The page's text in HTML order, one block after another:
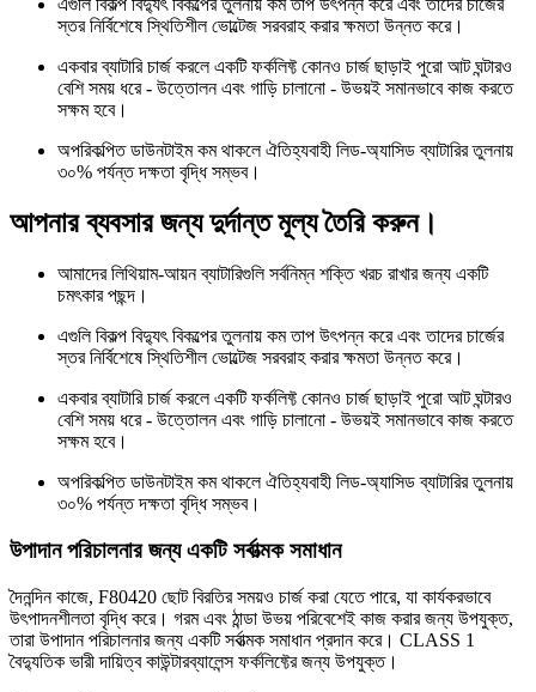
এগুলি বিকল্প বিদ্যুৎ বিকল্পের তুলনায় কম তাপ উৎপন্ন করে এবং তাদের চার্জের
স্তর নির্বিশেষে স্থিতিশীল ভোল্টেজ সরবরাহ করার ক্ষমতা উন্নত করে।
একবার ব্যাটারি চার্জ করলে একটি ফর্কলিফ্ট কোনও চার্জ ছাড়াই পুরো আট ঘন্টারও
বেশি সময় ধরে - উত্তোলন এবং গাড়ি চালানো - উভয়ই সমানভাবে কাজ করতে
সক্ষম হবে।
অপরিকল্পিত ডাউনটাইম কম থাকলে ঐতিহ্যবাহী লিড-অ্যাসিড ব্যাটারির তুলনায়
৩০% পর্যন্ত দক্ষতা বৃদ্ধি সম্ভব।
আপনার ব্যবসার জন্য দুর্দান্ত মূল্য তৈরি করুন।
আমাদের লিথিয়াম-আয়ন ব্যাটারিগুলি সর্বনিম্ন শক্তি খরচ রাখার জন্য একটি
চমৎকার পছন্দ।
এগুলি বিকল্প বিদ্যুৎ বিকল্পের তুলনায় কম তাপ উৎপন্ন করে এবং তাদের চার্জের
স্তর নির্বিশেষে স্থিতিশীল ভোল্টেজ সরবরাহ করার ক্ষমতা উন্নত করে।
একবার ব্যাটারি চার্জ করলে একটি ফর্কলিফ্ট কোনও চার্জ ছাড়াই পুরো আট ঘন্টারও
বেশি সময় ধরে - উত্তোলন এবং গাড়ি চালানো - উভয়ই সমানভাবে কাজ করতে
সক্ষম হবে।
অপরিকল্পিত ডাউনটাইম কম থাকলে ঐতিহ্যবাহী লিড-অ্যাসিড ব্যাটারির তুলনায়
৩০% পর্যন্ত দক্ষতা বৃদ্ধি সম্ভব।
উপাদান পরিচালনার জন্য একটি সর্বাত্মক সমাধান
দৈনন্দিন কাজে, F80420 ছোট বিরতির সময়ও চার্জ করা যেতে পারে, যা কার্যকরভাবে
উৎপাদনশীলতা বৃদ্ধি করে। গরম এবং ঠান্ডা উভয় পরিবেশেই কাজ করার জন্য উপযুক্ত,
তারা উপাদান পরিচালনার জন্য একটি সর্বাত্মক সমাধান প্রদান করে। CLASS 1
বৈদ্যুতিক ভারী দায়িত্ব কাউন্টারব্যালেন্স ফর্কলিফ্টের জন্য উপযুক্ত।